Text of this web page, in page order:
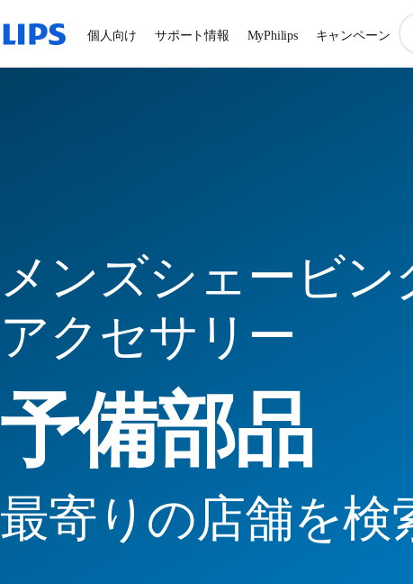
個人向け サポート情報 MyPhilips キャンペーン
メンズシェービ
アクセサリー
予備部品
最寄りの店舗を検